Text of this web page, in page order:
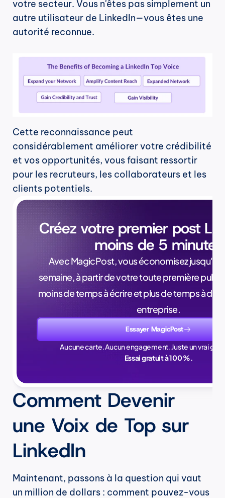
votre secteur. Vous n'êtes pas simplement un
autre utilisateur de LinkedIn—vous êtes une
autorité reconnue.
Cette reconnaissance peut
considérablement améliorer votre crédibilité
et vos opportunités, vous faisant ressortir
pour les recruteurs, les collaborateurs et les
clients potentiels.
Créez votre premier post
moins de 5 minutes
Avec MagicPost, vous économisez jusqu'à
semaine, à partir de votre toute première
moins de temps à écrire et plus de temps à
entreprise.
Essayer MagicPost
Aucune carte. Aucun engagement. Juste un vrai
Essai gratuit à 100 %.
Comment Devenir
une Voix de Top sur
LinkedIn
Maintenant, passons à la question qui vaut
un million de dollars : comment pouvez-vous